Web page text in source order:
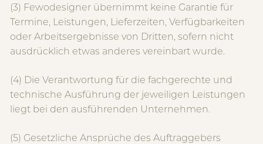
(3) Fewodesigner übernimmt keine Garantie für
Termine, Leistungen, Lieferzeiten, Verfügbarkeiten
oder Arbeitsergebnisse von Dritten, sofern nicht
ausdrücklich etwas anderes vereinbart wurde.
(4) Die Verantwortung für die fachgerechte und
technische Ausführung der jeweiligen Leistungen
liegt bei den ausführenden Unternehmen.
(5) Gesetzliche Ansprüche des Auftraggebers